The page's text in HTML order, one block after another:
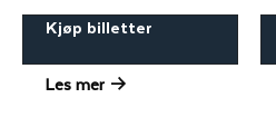
Kjøp billetter
Les mer